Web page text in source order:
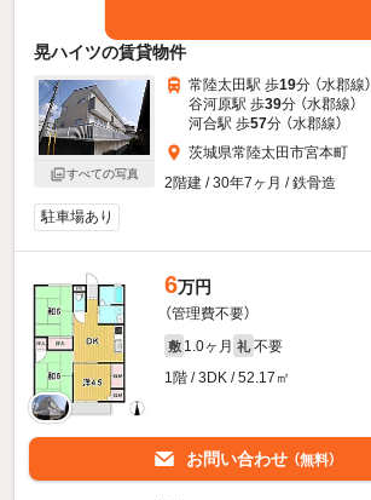
晃ハイツの賃貸物件
すべての写真
常陸太田駅 歩19分 （水郡線）
谷河原駅 歩39分 （水郡線）
河合駅 歩57分 （水郡線）
茨城県常陸太田市宮本町
2階建 / 30年7ヶ月 / 鉄骨造
駐車場あり
6万円
（管理費不要）
敷 1.0ヶ月 礼 不要
1階 / 3DK / 52.17㎡
お問い合わせ （無料）